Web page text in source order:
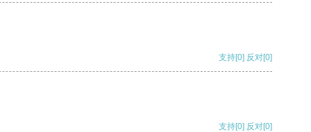
支持[0] 反对[0]
支持[0] 反对[0]